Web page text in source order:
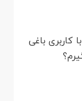
دارم با کاربری باغی